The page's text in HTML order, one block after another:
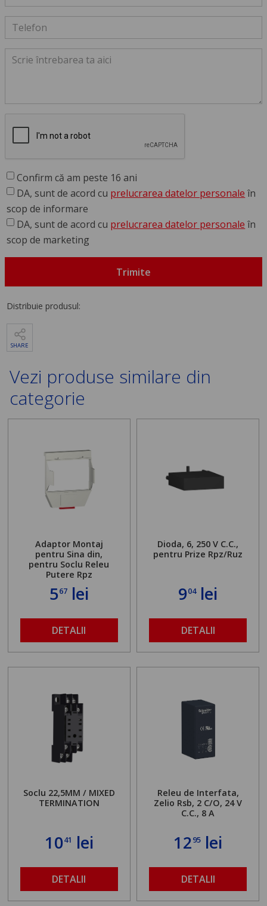
Confirm că am peste 16 ani
DA, sunt de acord cu prelucrarea datelor personale în
scop de informare
DA, sunt de acord cu prelucrarea datelor personale în
scop de marketing
Trimite
Distribuie produsul:
SHARE
Vezi produse similare din
categorie
Adaptor Montaj
pentru Sina din,
pentru Soclu Releu
Putere Rpz
567lei
DETALII
Dioda, 6, 250 V C.C.,
pentru Prize Rpz/Ruz
904lei
DETALII
Soclu 22,5MM / MIXED
TERMINATION
1041 lei
DETALII
Releu de Interfata,
Zelio Rsb, 2 C/O, 24 V
C.C., 8 A
1295 lei
DETALII